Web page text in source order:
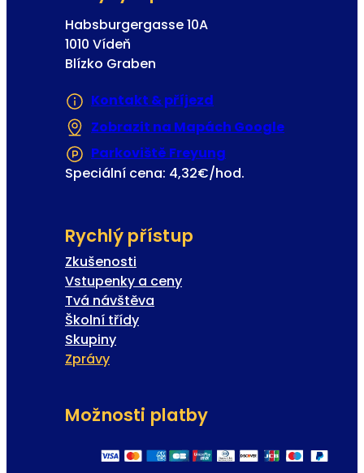
Habsburgergasse 10A
1010 Vídeň
Blízko Graben
Kontakt & příjezd
Zobrazit na Mapách Google
Parkoviště Freyung
Speciální cena: 4,32€/hod.
Rychlý přístup
Zkušenosti
Vstupenky a ceny
Tvá návštěva
Školní třídy
Skupiny
Zprávy
Možnosti platby